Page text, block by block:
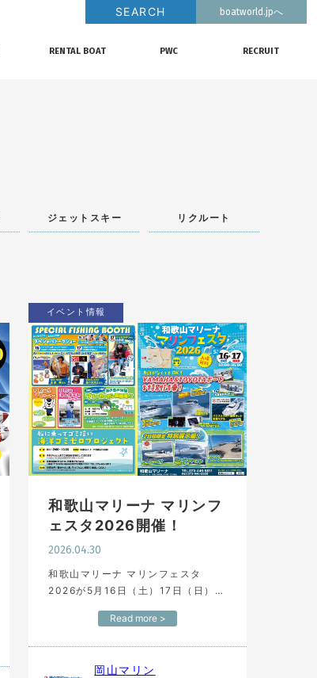
boatworld.jpへ
SEARCH
RENTAL BOAT PWC RECRUIT
ジェットスキー リクルート
イベント情報
和歌山マリーナ マリンフ
ェスタ2026開催！
2026.04.30
和歌山マリーナ マリンフェスタ
2026が5月16日（土）17日（日）に
ャルトークショーなどイベント盛り
Read more >
岡山マリン